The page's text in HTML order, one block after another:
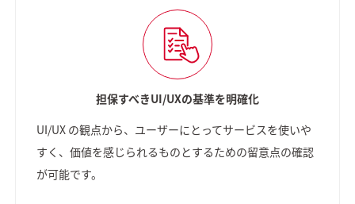
担保すべきUI/UXの基準を明確化
UI/UX の観点から、ユーザーにとってサービスを使いや
すく、価値を感じられるものとするための留意点の確認
が可能です。